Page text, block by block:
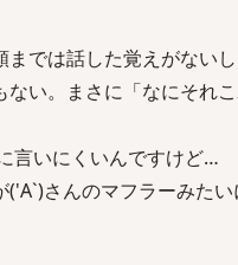
では話した覚えがない
い。まさに「なにそれこ
言いにくいんですけど…
のマフラーみたいに